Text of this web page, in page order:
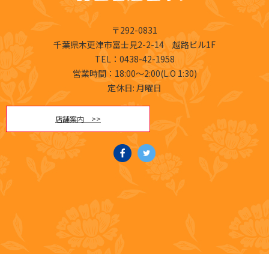
〒292-0831
千葉県木更津市富士見2-2-14 越路ビル1F
TEL：0438-42-1958
営業時間：18:00～2:00(L.O 1:30)
定休日: 月曜日
店舗案内 >>